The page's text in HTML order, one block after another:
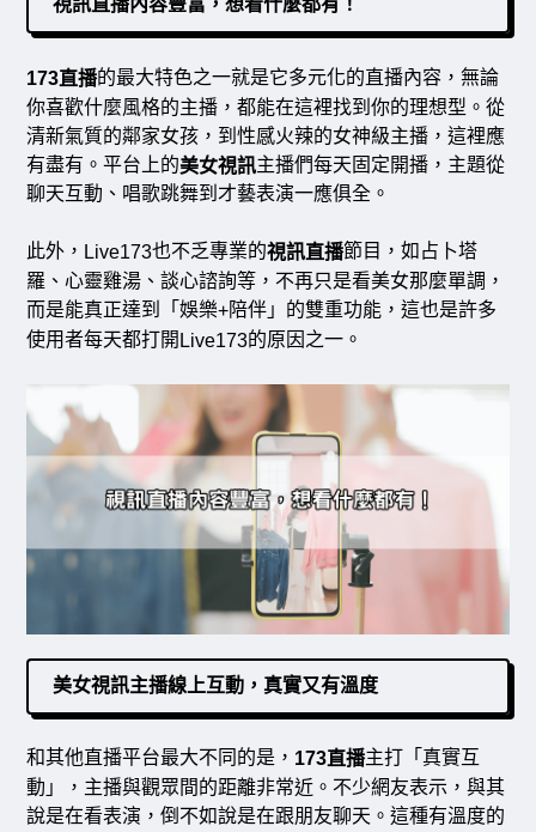
視訊直播內容豐富，想看什麼都有！
173直播的最大特色之一就是它多元化的直播內容，無論
你喜歡什麼風格的主播，都能在這裡找到你的理想型。從
清新氣質的鄰家女孩，到性感火辣的女神級主播，這裡應
有盡有。平台上的美女視訊主播們每天固定開播，主題從
聊天互動、唱歌跳舞到才藝表演一應俱全。
此外， Live173也不乏專業的視訊直播節目，如占卜塔
羅、心靈雞湯、談心諮詢等，不再只是看美女那麼單調，
而是能真正達到「娛樂+陪伴」的雙重功能，這也是許多
使用者每天都打開 Live173的原因之一。
美女視訊主播線上互動，真實又有溫度
和其他直播平台最大不同的是， 173直播主打「真實互
動」，主播與觀眾間的距離非常近。不少網友表示，與其
說是在看表演，倒不如說是在跟朋友聊天。這種有溫度的